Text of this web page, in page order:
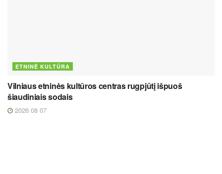
ETNINĖ KULTŪRA
Vilniaus etninės kultūros centras rugpjūtį išpuoš
šiaudiniais sodais
2026 08 07